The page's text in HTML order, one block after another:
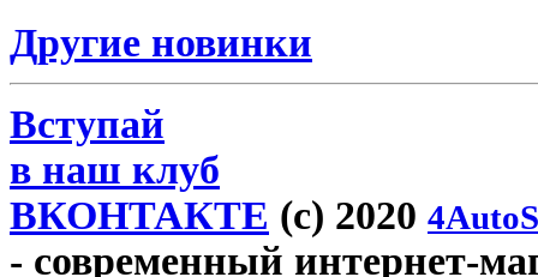
Другие новинки
Вступай
в наш клуб
ВКОНТАКТЕ (c) 2020
- современный интернет-